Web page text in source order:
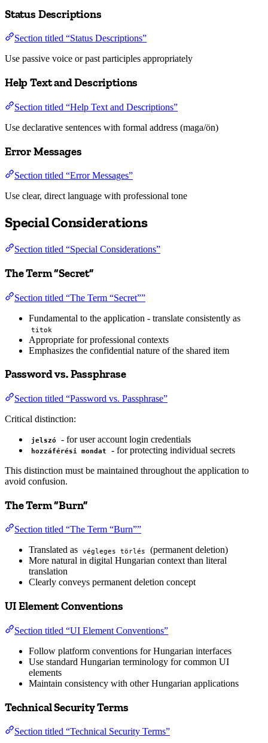
Status Descriptions
Section titled “Status Descriptions”
Use passive voice or past participles appropriately
Help Text and Descriptions
Section titled “Help Text and Descriptions”
Use declarative sentences with formal address (maga/ön)
Error Messages
Section titled “Error Messages”
Use clear, direct language with professional tone
Special Considerations
Section titled “Special Considerations”
The Term “Secret”
Section titled “The Term “Secret””
Fundamental to the application - translate consistently as
titok
Appropriate for professional contexts
Emphasizes the confidential nature of the shared item
Password vs. Passphrase
Section titled “Password vs. Passphrase”
Critical distinction:
jelszó - for user account login credentials
hozzáférési mondat
- for protecting individual secrets
This distinction must be maintained throughout the application to
avoid confusion.
The Term “Burn”
Section titled “The Term “Burn””
Translated as végleges törlés
(permanent deletion)
More natural in digital Hungarian context than literal
translation
Clearly conveys permanent deletion concept
UI Element Conventions
Section titled “UI Element Conventions”
Follow platform conventions for Hungarian interfaces
Use standard Hungarian terminology for common UI
elements
Maintain consistency with other Hungarian applications
Technical Security Terms
Section titled “Technical Security Terms”